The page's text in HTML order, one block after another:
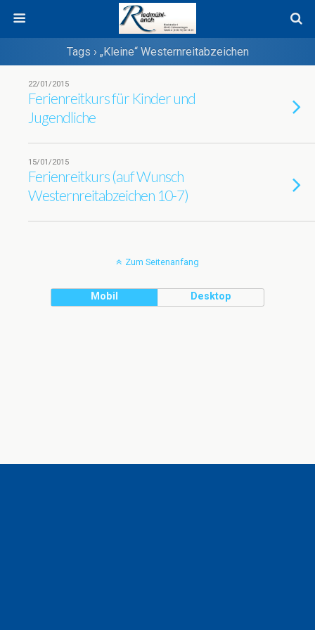
Tags › „Kleine“ Westernreitabzeichen
22/01/2015
Ferienreitkurs für Kinder und
Jugendliche
15/01/2015
Ferienreitkurs (auf Wunsch
Westernreitabzeichen 10-7)
Zum Seitenanfang
Mobil Desktop